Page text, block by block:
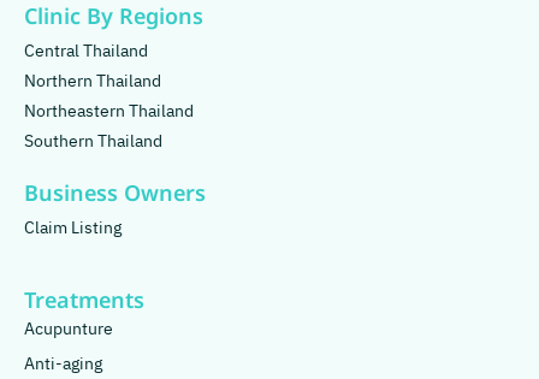
Clinic By Regions
Central Thailand
Northern Thailand
Northeastern Thailand
Southern Thailand
Business Owners
Claim Listing
Treatments
Acupunture
Anti-aging